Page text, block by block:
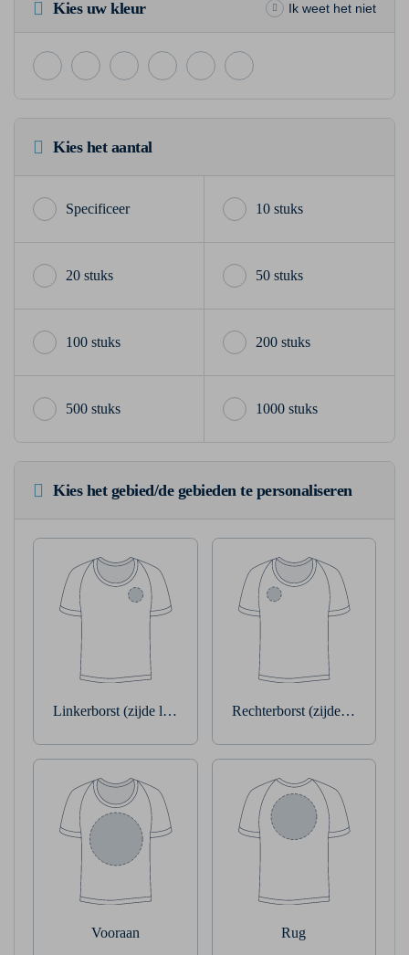
Kies uw kleur Ik weet het niet
Kies het aantal
10 stuks
20 stuks 50 stuks
100 stuks 200 stuks
500 stuks 1000 stuks
Kies het gebied/de gebieden te personaliseren
Linkerborst (zijde linkerarm) Rechterborst (zijde
Vooraan Rug